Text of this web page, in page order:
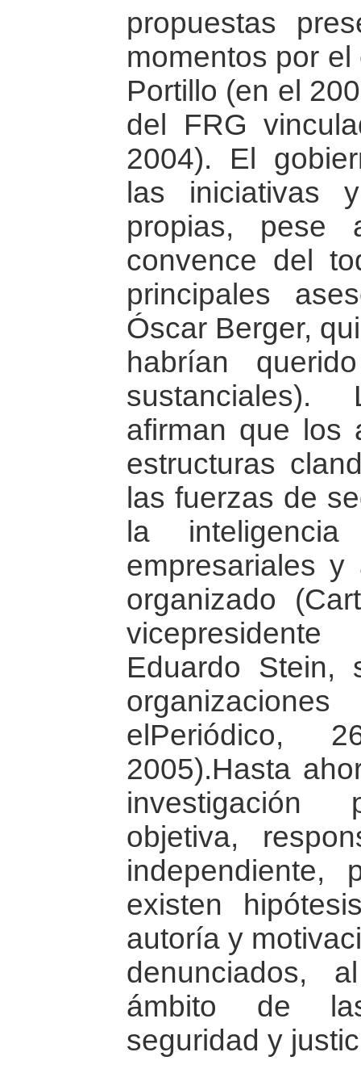
propuestas
momentos por
Portillo (en el
del FRG
2004). El
las iniciativas
propias,
convence del
principales
Óscar Berger,
habrían
sustanciales).
afirman que los
estructuras
las fuerzas de
la
empresariales
organizado
Eduardo Stein,
2005).Hasta
investigación
objetiva,
existen
autoría y
denunciados,
ámbito de
seguridad y